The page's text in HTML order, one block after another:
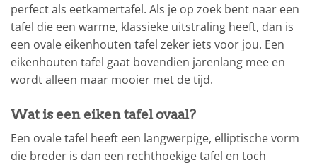
perfect als eetkamertafel. Als je op zoek bent naar een
tafel die een warme, klassieke uitstraling heeft, dan is
een ovale eikenhouten tafel zeker iets voor jou. Een
eikenhouten tafel gaat bovendien jarenlang mee en
wordt alleen maar mooier met de tijd.
Wat is een eiken tafel ovaal?
Een ovale tafel heeft een langwerpige, elliptische vorm
die breder is dan een rechthoekige tafel en toch